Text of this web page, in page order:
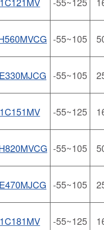
-55~105
-55~105
-55~125
-55~105
-55~105
-55~125